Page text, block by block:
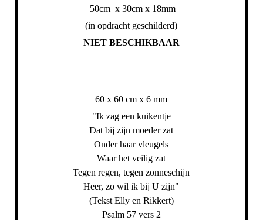
50cm x 30cm x 18mm
(in opdracht geschilderd)
NIET BESCHIKBAAR
60 x 60 cm x 6 mm
"Ik zag een kuikentje
Dat bij zijn moeder zat
Onder haar vleugels
Waar het veilig zat
Tegen regen, tegen zonneschijn
Heer, zo wil ik bij U zijn"
(Tekst Elly en Rikkert)
Psalm 57 vers 2